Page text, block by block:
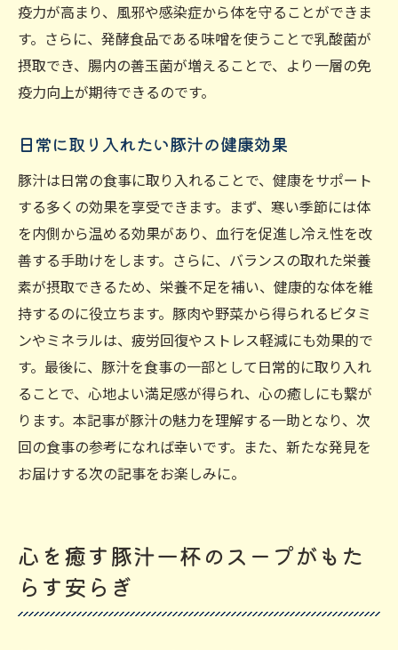
疫力が高まり、風邪や感染症から体を守ることができま
す。さらに、発酵食品である味噌を使うことで乳酸菌が
摂取でき、腸内の善玉菌が増えることで、より一層の免
疫力向上が期待できるのです。
日常に取り入れたい豚汁の健康効果
豚汁は日常の食事に取り入れることで、健康をサポート
する多くの効果を享受できます。まず、寒い季節には体
を内側から温める効果があり、血行を促進し冷え性を改
善する手助けをします。さらに、バランスの取れた栄養
素が摂取できるため、栄養不足を補い、健康的な体を維
持するのに役立ちます。豚肉や野菜から得られるビタミ
ンやミネラルは、疲労回復やストレス軽減にも効果的で
す。最後に、豚汁を食事の一部として日常的に取り入れ
ることで、心地よい満足感が得られ、心の癒しにも繋が
ります。本記事が豚汁の魅力を理解する一助となり、次
回の食事の参考になれば幸いです。また、新たな発見を
お届けする次の記事をお楽しみに。
心を癒す豚汁一杯のスープがもた
らす安らぎ